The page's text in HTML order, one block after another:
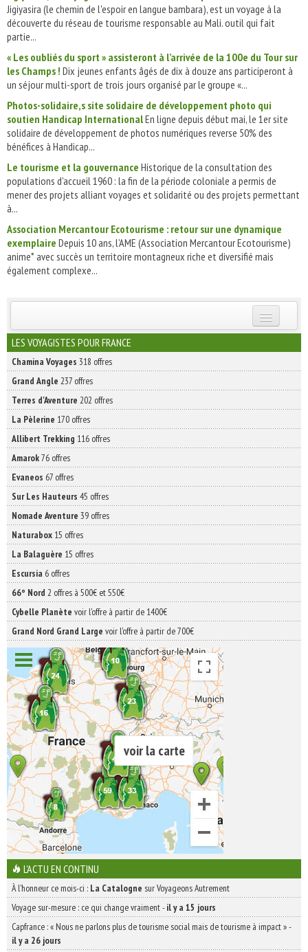
Jigiyasira (le chemin de l'espoir en langue bambara), est un voyage à la
découverte du réseau de tourisme responsable au Mali. outil qui fait
partie...
« Les oubliés du sport » assisteront à l’arrivée de la 100e du Tour sur
les Champs ! Dix jeunes enfants âgés de dix à douze ans participeront à
un séjour multi-sport de trois jours organisé par le groupe «...
Photos-solidaire,s site solidaire de développement photo qui
soutien Handicap InternationalEn ligne depuis début mai, le 1er site
solidaire de développement de photos numériques reverse 50% des
bénéfices à Handicap...
Le tourisme et la gouvernance Historique de la consultation des
populations d'accueil 1960 : la fin de la période coloniale a permis de
mener des projets alliant voyages et solidarité ou des projets permettant
à...
Association Mercantour Ecotourisme : retour sur une dynamique
exemplaire Depuis 10 ans, l’AME (Association Mercantour Ecotourisme)
anime* avec succès un territoire montagneux riche et diversifié mais
également complexe...
INSCRIVEZ-VOUS | ABONNEZ-VOUS
LES VOYAGISTES POUR FRANCE
Chamina Voyages 318 offres
Grand Angle 237 offres
Terres d'Aventure 202 offres
La Pèlerine 170 offres
Allibert Trekking 116 offres
Amarok76 offres
Evaneos 67 offres
Sur Les Hauteurs 45 offres
Nomade Aventure 39 offres
Naturabox 15 offres
La Balaguère 15 offres
Escursia 6 offres
66° Nord 2 offres à 500€ et 550€
Cybelle Planète voir l'offre à partir de 1400€
Grand Nord Grand Large voir l'offre à partir de 700€
voir la carte
L'ACTU EN CONTINU
À l'honneur ce mois-ci : La Catalogne sur Voyageons Autrement
Voyage sur-mesure : ce qui change vraiment-il y a 15 jours
Capfrance : « Nous ne parlons plus de tourisme social mais de tourisme à impact »-
il y a 26 jours